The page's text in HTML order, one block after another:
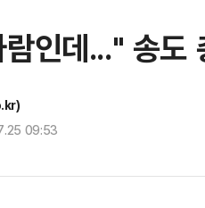
인데..." 송도
09:53